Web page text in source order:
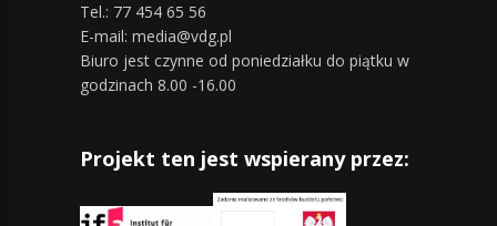
Tel.: 77 454 65 56
E-mail: media@vdg.pl
Biuro jest czynne od poniedziałku do piątku w
godzinach 8.00 -16.00
Projekt ten jest wspierany przez: